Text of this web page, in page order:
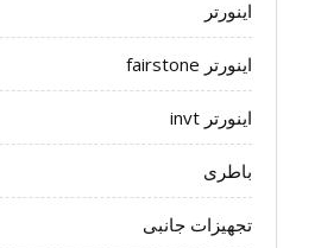
اینورتر
اینورتر fairstone
اینورتر invt
باطری
تجهیزات جانبی